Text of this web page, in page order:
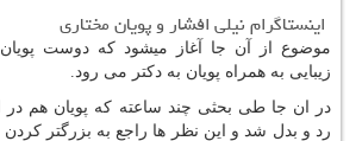
اینستاگرام نیلی افشار و پویان مختاری
موضوع از آن جا آغاز میشود که دوست
زیبایی به همراه پویان به دکتر می رود.
در ان جا طی بحثی چند ساعته که پویان هم در
رد و بدل شد و این نظر ها راجع به بزرگتر